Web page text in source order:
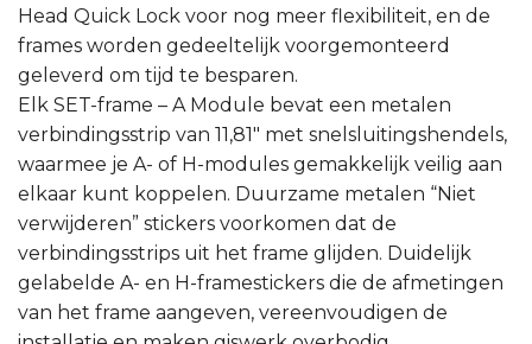
Head Quick Lock voor nog meer flexibiliteit, en de
frames worden gedeeltelijk voorgemonteerd
geleverd om tijd te besparen.
Elk SET-frame – A Module bevat een metalen
verbindingsstrip van 11,81″ met snelsluitingshendels,
waarmee je A- of H-modules gemakkelijk veilig aan
elkaar kunt koppelen. Duurzame metalen “Niet
verwijderen” stickers voorkomen dat de
verbindingsstrips uit het frame glijden. Duidelijk
gelabelde A- en H-framestickers die de afmetingen
van het frame aangeven, vereenvoudigen de